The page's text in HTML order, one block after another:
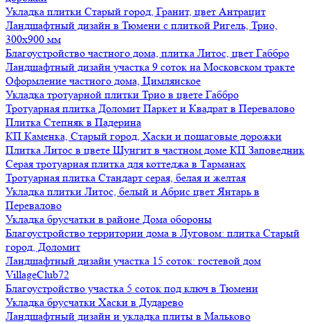
Укладка плитки Старый город, Гранит, цвет Антрацит
Ландшафтный дизайн в Тюмени с плиткой Ригель, Трио,
300х900 мм
Благоустройство частного дома, плитка Литос, цвет Габбро
Ландшафтный дизайн участка 9 соток на Московском тракте
Оформление частного дома, Цимлянское
Укладка тротуарной плитки Трио в цвете Габбро
Тротуарная плитка Доломит Паркет и Квадрат в Перевалово
Плитка Степняк в Падерина
КП Каменка, Старый город, Хаски и пошаговые дорожки
Плитка Литос в цвете Шунгит в частном доме КП Заповедник
Серая тротуарная плитка для коттеджа в Тарманах
Тротуарная плитка Стандарт серая, белая и желтая
Укладка плитки Литос, белый и Абрис цвет Янтарь в
Перевалово
Укладка брусчатки в районе Дома обороны
Благоустройство территории дома в Луговом: плитка Старый
город, Доломит
Ландшафтный дизайн участка 15 соток: гостевой дом
VillageClub72
Благоустройство участка 5 соток под ключ в Тюмени
Укладка брусчатки Хаски в Дударево
Ландшафтный дизайн и укладка плиты в Мальково